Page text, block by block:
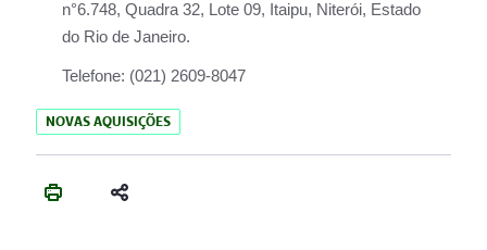
n°6.748, Quadra 32, Lote 09, Itaipu, Niterói, Estado
do Rio de Janeiro.
Telefone: (021) 2609-8047
NOVAS AQUISIÇÕES